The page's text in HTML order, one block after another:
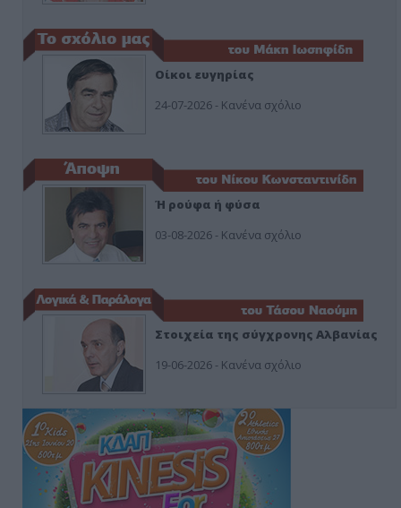
Οίκοι ευγηρίας
24-07-2026 - Κανένα σχόλιο
Ή ρούφα ή φύσα
03-08-2026 - Κανένα σχόλιο
Στοιχεία της σύγχρονης Αλβανίας
19-06-2026 - Κανένα σχόλιο